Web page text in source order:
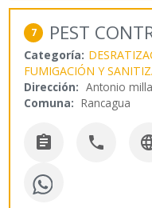
7 PEST
Categoría:
FUMIGACIÓN Y
Dirección: Antonio
Comuna: Rancagua
 